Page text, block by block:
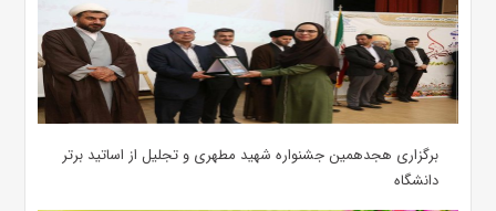
برگزاری هجدهمین جشنواره شهید مطهری و تجلیل از اساتید برتر
دانشگاه